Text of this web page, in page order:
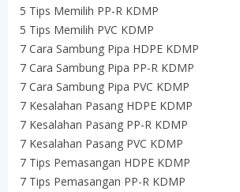
5 Tips Memilih PP-R KDMP
5 Tips Memilih PVC KDMP
7 Cara Sambung Pipa HDPE KDMP
7 Cara Sambung Pipa PP-R KDMP
7 Cara Sambung Pipa PVC KDMP
7 Kesalahan Pasang HDPE KDMP
7 Kesalahan Pasang PP-R KDMP
7 Kesalahan Pasang PVC KDMP
7 Tips Pemasangan HDPE KDMP
7 Tips Pemasangan PP-R KDMP